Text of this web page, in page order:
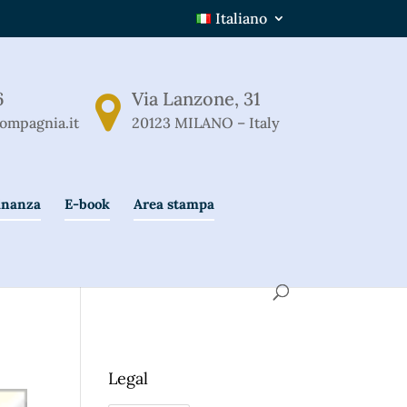
Italiano
Via Lanzone, 31
20123 MILANO – Italy
E-book Area stampa
Legal